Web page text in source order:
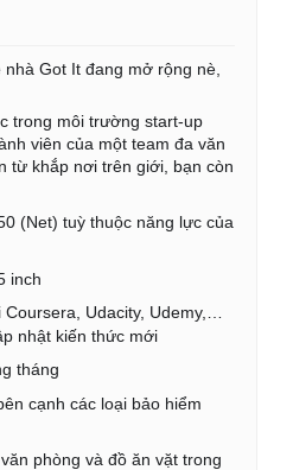
Got It đang mở rộng nè,
trong môi trường start-up
viên của một team đa văn
từ khắp nơi trên giới, bạn còn
(Net) tuỳ thuộc năng lực của
inch
Coursera, Udacity, Udemy,…
nhật kiến thức mới
tháng
cạnh các loại bảo hiểm
phòng và đồ ăn vặt trong